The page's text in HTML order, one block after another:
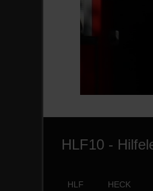
HLF10 -
HLF HECK